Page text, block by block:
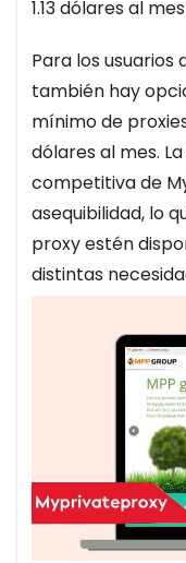
1.13 dólares al
Para los usuarios
también hay
mínimo de
dólares al mes.
competitiva de
asequibilidad, lo
proxy estén
distintas